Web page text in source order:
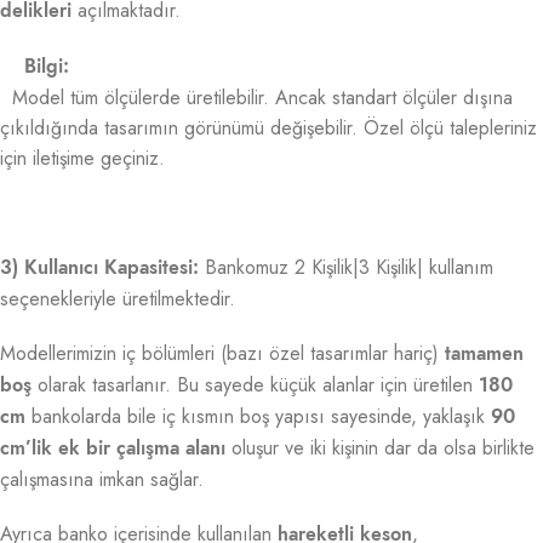
delikleri açılmaktadır.
Bilgi:
Model tüm ölçülerde üretilebilir. Ancak standart ölçüler dışına
çıkıldığında tasarımın görünümü değişebilir. Özel ölçü talepleriniz
için iletişime geçiniz.
3) Kullanıcı Kapasitesi: Bankomuz 2 Kişilik|3 Kişilik| kullanım
seçenekleriyle üretilmektedir.
Modellerimizin iç bölümleri (bazı özel tasarımlar hariç) tamamen
boş olarak tasarlanır. Bu sayede küçük alanlar için üretilen 180
cm bankolarda bile iç kısmın boş yapısı sayesinde, yaklaşık 90
cm’lik ek bir çalışma alanı oluşur ve iki kişinin dar da olsa birlikte
çalışmasına imkan sağlar.
Ayrıca banko içerisinde kullanılan hareketli keson,